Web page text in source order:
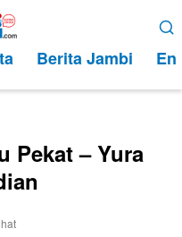
Berita Jambi
Pekat – Yura